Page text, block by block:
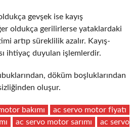
gevşek ise kayış
oldukça gerilirlerse yataklardaki
artıp süreklilik azalır. Kayış-
ihtiyaç duyulan işlemlerdir.
döküm boşluklarından
oluşur.
bakımı
ac servo motor fiyatı
ac servo motor sarımı
ac servo